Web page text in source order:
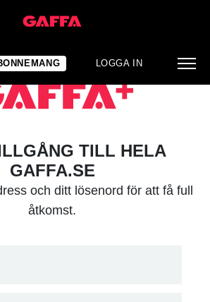
LOGGA IN
TILL HELA
GAFFA.SE
och ditt lösenord för att få full
åtkomst.